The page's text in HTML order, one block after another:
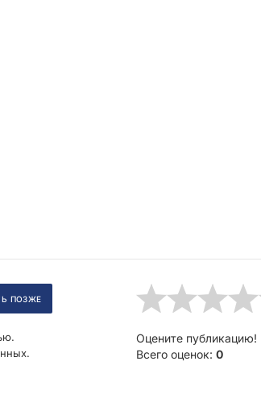
Оцените публикацию!
Всего оценок: 0